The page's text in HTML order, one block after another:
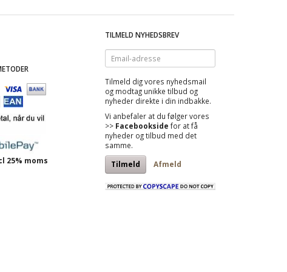
25% moms
TILMELD NYHEDSBREV
Email-
adresse
Tilmeld dig vores nyhedsmail
og modtag unikke tilbud og
nyheder direkte i din indbakke.
Vi anbefaler at du følger vores
>> Facebookside for at få
nyheder og tilbud med det
samme.
Tilmeld Afmeld